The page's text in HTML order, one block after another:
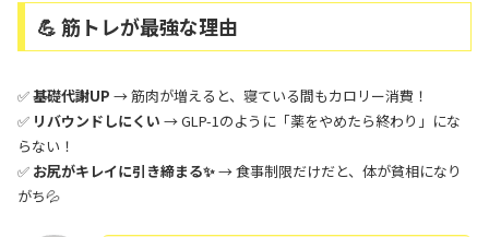
💪 筋トレが最強な理由
✅基礎代謝UP → 筋肉が増えると、寝ている間もカロリー消費！
✅ リバウンドしにくい → GLP-1のように「薬をやめたら終わり」にな
らない！
✅ お尻がキレイに引き締まる✨→ 食事制限だけだと、体が貧相になり
がち💦